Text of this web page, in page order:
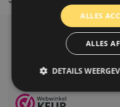
Klantenservice
Veelgestelde vragen
06-39119169
ALLES
ALLES
DETAILS